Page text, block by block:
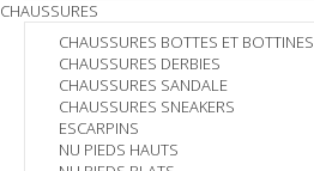
CHAUSSURES
CHAUSSURES BOTTES ET BOTTINES
CHAUSSURES DERBIES
CHAUSSURES SANDALE
CHAUSSURES SNEAKERS
ESCARPINS
NU PIEDS HAUTS